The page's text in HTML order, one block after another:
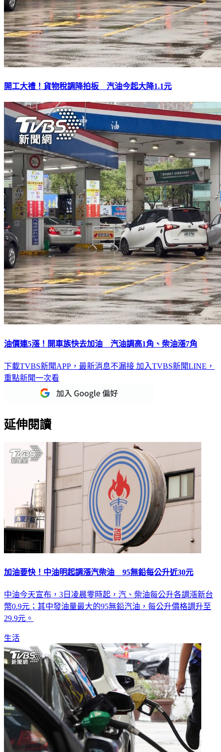
開工大禮！貨物稅調降拍板 汽油今起大降1.1元
油價連5漲！開車族快去加油 汽油調高1角、柴油漲7角
下載TVBS新聞APP，最新消息不漏接 加入TVBS新聞LINE，
重點新聞一次看
延伸閱讀
加油要快！中油明起調漲汽柴油 95無鉛每公升近30元
中油今天宣布，3日凌晨零時起，汽、柴油每公升各調漲新台
幣0.9元；其中發油量最大的95無鉛汽油，每公升價格調升至
29.9元。
生活